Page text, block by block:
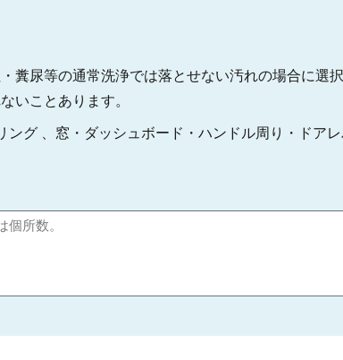
尿等の通常洗浄では落とせない汚れの場合に選
いことあります。
グ 、窓・ダッシュボード・ハンドル周り・ドアレ